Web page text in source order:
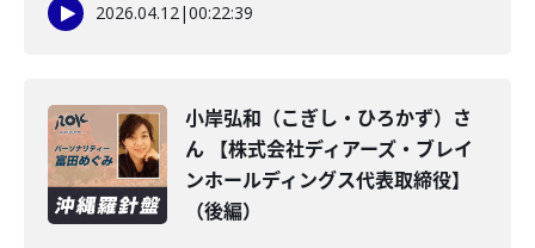
2026.04.12|00:22:39
小岸弘和（こぎし・ひろかず）さ
ん 【株式会社ディアーズ・ブレイ
ンホールディングス代表取締役】
（後編）